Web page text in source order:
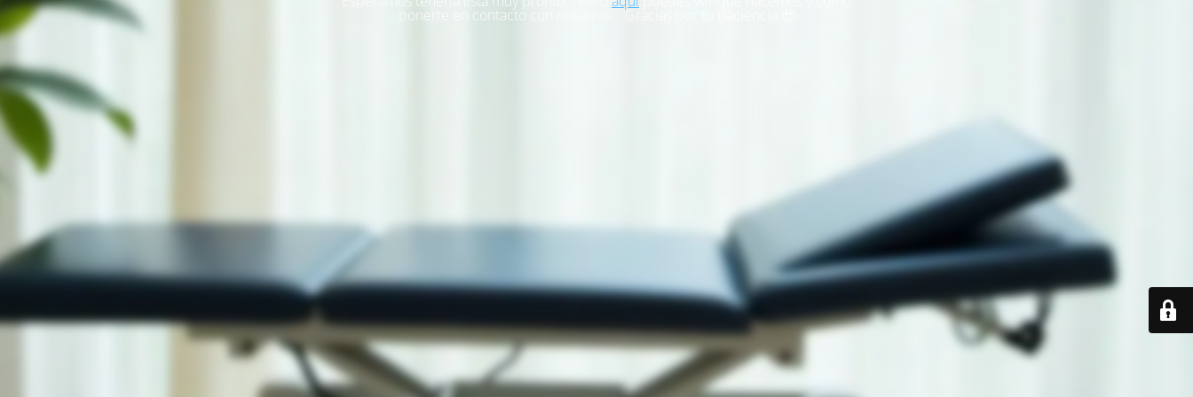
ponerte en contacto con nosotros. Gracias por tu paciencia 🥹